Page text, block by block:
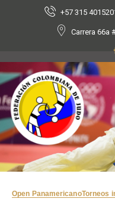
+57 315
Carrera 66a
Open PanamericanoTorneos